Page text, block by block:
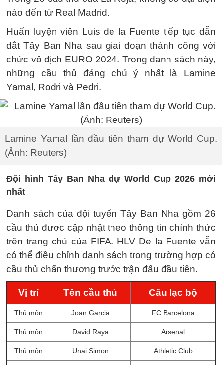
nào đến từ Real Madrid.
Huấn luyện viên Luis de la Fuente tiếp tục dẫn
dắt Tây Ban Nha sau giai đoạn thành công với
chức vô địch EURO 2024. Trong danh sách này,
những cầu thủ đáng chú ý nhất là Lamine
Yamal, Rodri và Pedri.
Lamine Yamal lần đầu tiên tham dự World Cup.
(Ảnh: Reuters)
Đội hình Tây Ban Nha dự World Cup 2026 mới
nhất
Danh sách của đội tuyển Tây Ban Nha gồm 26
cầu thủ được cập nhật theo thông tin chính thức
trên trang chủ của FIFA. HLV De la Fuente vẫn
có thể điều chỉnh danh sách trong trường hợp có
cầu thủ chấn thương trước trận đấu đầu tiên.
Vị trí Tên cầu thủ Câu lạc bộ
Thủ môn Joan Garcia FC Barcelona
Thủ môn David Raya Arsenal
Thủ môn Unai Simon Athletic Club